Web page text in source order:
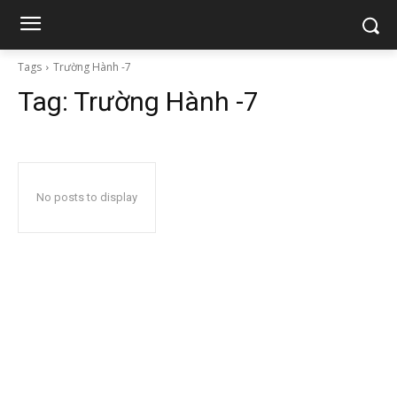
Tags Trường Hành -7
Tag: Trường Hành -7
No posts to display